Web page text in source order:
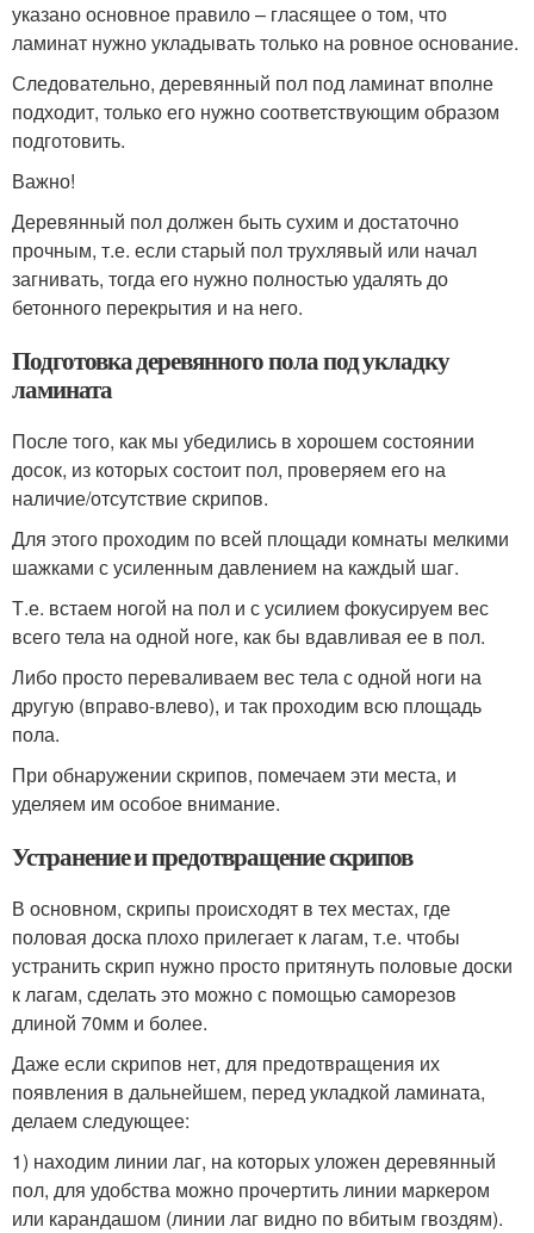
указано основное правило – гласящее о том, что
ламинат нужно укладывать только на ровное основание.
Следовательно, деревянный пол под ламинат вполне
подходит, только его нужно соответствующим образом
подготовить.
Важно!
Деревянный пол должен быть сухим и достаточно
прочным, т.е. если старый пол трухлявый или начал
загнивать, тогда его нужно полностью удалять до
бетонного перекрытия и на него.
Подготовка деревянного пола под укладку
ламината
После того, как мы убедились в хорошем состоянии
досок, из которых состоит пол, проверяем его на
наличие/отсутствие скрипов.
Для этого проходим по всей площади комнаты мелкими
шажками с усиленным давлением на каждый шаг.
Т.е. встаем ногой на пол и с усилием фокусируем вес
всего тела на одной ноге, как бы вдавливая ее в пол.
Либо просто переваливаем вес тела с одной ноги на
другую (вправо-влево), и так проходим всю площадь
пола.
При обнаружении скрипов, помечаем эти места, и
уделяем им особое внимание.
Устранение и предотвращение скрипов
В основном, скрипы происходят в тех местах, где
половая доска плохо прилегает к лагам, т.е. чтобы
устранить скрип нужно просто притянуть половые доски
к лагам, сделать это можно с помощью саморезов
длиной 70мм и более.
Даже если скрипов нет, для предотвращения их
появления в дальнейшем, перед укладкой ламината,
делаем следующее:
1) находим линии лаг, на которых уложен деревянный
пол, для удобства можно прочертить линии маркером
или карандашом (линии лаг видно по вбитым гвоздям).